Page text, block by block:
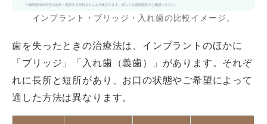
インプラント・ブリッジ・入れ歯の比較イメージ。
歯を失ったときの治療法は、インプラントのほかに
「ブリッジ」「入れ歯（義歯）」があります。それぞ
れに長所と短所があり、お口の状態やご希望によって
適した方法は異なります。